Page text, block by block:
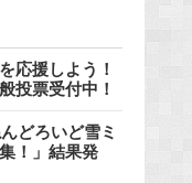
応援しよう！
投票受付中！
どろいど雪ミ
！」結果発